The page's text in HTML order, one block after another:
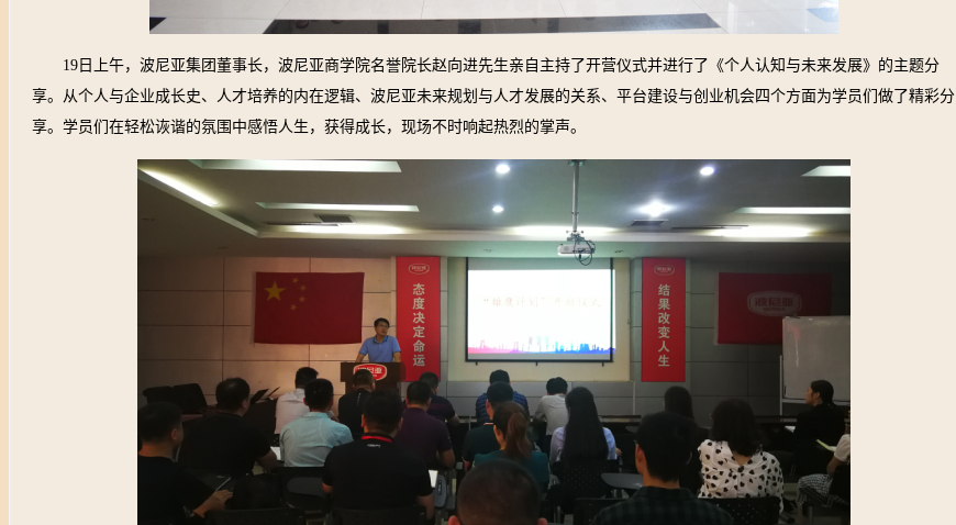
19 日上午，波尼亚集团董事长，波尼亚商学院名誉院长赵向进先生亲自主持了开营仪式并进行了《个人认知与未来发展》的主题分
享。从个人与企业成长史、人才培养的内在逻辑、波尼亚未来规划与人才发展的关系、平台建设与创业机会四个方面为学员们做了精彩分
享。学员们在轻松诙谐的氛围中感悟人生，获得成长，现场不时响起热烈的掌声。